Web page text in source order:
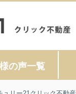
の声一覧